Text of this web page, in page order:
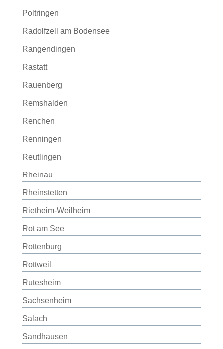
Poltringen
Radolfzell am Bodensee
Rangendingen
Rastatt
Rauenberg
Remshalden
Renchen
Renningen
Reutlingen
Rheinau
Rheinstetten
Rietheim-Weilheim
Rot am See
Rottenburg
Rottweil
Rutesheim
Sachsenheim
Salach
Sandhausen